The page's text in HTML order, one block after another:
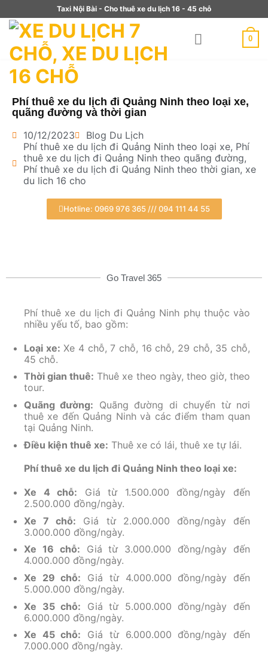
Taxi Nội Bài - Cho thuê xe du lịch 16 - 45 chỗ
0
Phí thuê xe du lịch đi Quảng Ninh theo loại xe,
quãng đường và thời gian
10/12/2023
Blog Du Lịch
Phí thuê xe du lịch đi Quảng Ninh theo loại xe, Phí
thuê xe du lịch đi Quảng Ninh theo quãng đường,
Phí thuê xe du lịch đi Quảng Ninh theo thời gian, xe
du lich 16 cho
Hotline: 0969 976 365 /// 094 111 44 55
Go Travel 365
Phí thuê xe du lịch đi Quảng Ninh phụ thuộc vào
nhiều yếu tố, bao gồm:
Loại xe: Xe 4 chỗ, 7 chỗ, 16 chỗ, 29 chỗ, 35 chỗ,
45 chỗ.
Thời gian thuê: Thuê xe theo ngày, theo giờ, theo
tour.
Quãng đường: Quãng đường di chuyển từ nơi
thuê xe đến Quảng Ninh và các điểm tham quan
tại Quảng Ninh.
Điều kiện thuê xe: Thuê xe có lái, thuê xe tự lái.
Phí thuê xe du lịch đi Quảng Ninh theo loại xe:
Xe 4 chỗ: Giá từ 1.500.000 đồng/ngày đến
2.500.000 đồng/ngày.
Xe 7 chỗ: Giá từ 2.000.000 đồng/ngày đến
3.000.000 đồng/ngày.
Xe 16 chỗ: Giá từ 3.000.000 đồng/ngày đến
4.000.000 đồng/ngày.
Xe 29 chỗ: Giá từ 4.000.000 đồng/ngày đến
5.000.000 đồng/ngày.
Xe 35 chỗ: Giá từ 5.000.000 đồng/ngày đến
6.000.000 đồng/ngày.
Xe 45 chỗ: Giá từ 6.000.000 đồng/ngày đến
7.000.000 đồng/ngày.